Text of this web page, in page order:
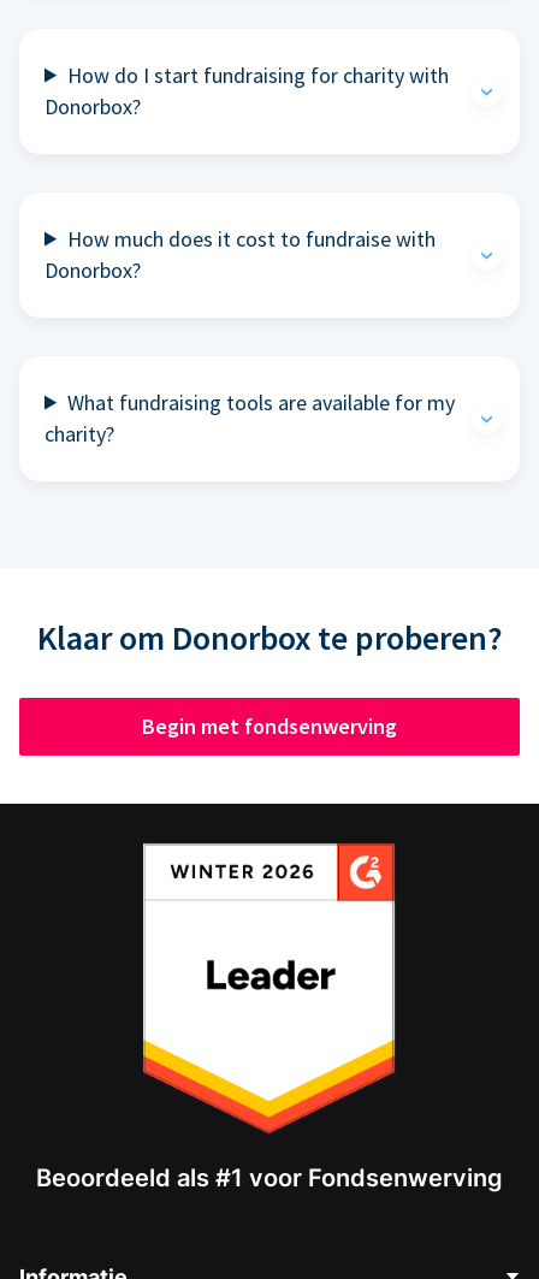
How do I start fundraising for charity with
Donorbox?
How much does it cost to fundraise with
Donorbox?
What fundraising tools are available for my
charity?
Klaar om Donorbox te proberen?
Begin met fondsenwerving
Beoordeeld als #1 voor Fondsenwerving